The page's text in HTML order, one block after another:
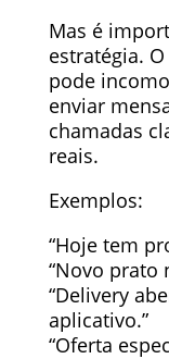
Mas é
estratégia.
pode
enviar
chamadas
reais.
Exemplos:
“Hoje tem
“Novo prato
“Delivery
aplicativo.”
“Oferta